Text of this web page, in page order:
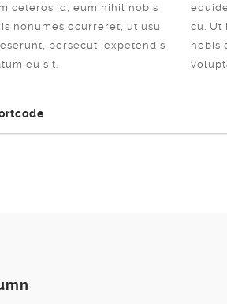
ceteros id, eum nihil nobis
nonumes ocurreret, ut usu
persecuti expetendis
eu sit.
cu. Ut
nobis